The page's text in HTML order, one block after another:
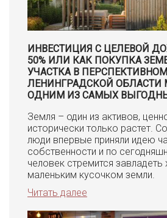
ИНВЕСТИЦИЯ С ЦЕЛЕВОЙ
50% ИЛИ КАК ПОКУПКА
УЧАСТКА В
ЛЕНИНГРАДСКОЙ ОБЛАСТИ
ОДНИМ ИЗ САМЫХ
Земля – один из активов,
исторически только растет.
люди впервые приняли идею
собственности и по
человек стремится завладеть
маленьким кусочком земли.
Читать далее